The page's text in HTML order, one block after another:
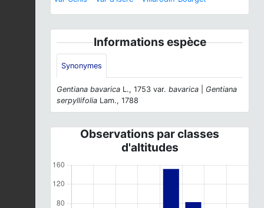
Informations espèce
Synonymes
Gentiana bavarica L., 1753 var. bavarica
Gentiana
serpyllifolia Lam., 1788
Observations par classes
d'altitudes